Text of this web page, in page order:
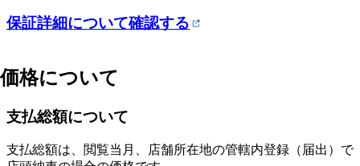
保証詳細について確認する
価格について
支払総額について
支払総額は、閲覧当月、店舗所在地の管轄内登録（届出）で